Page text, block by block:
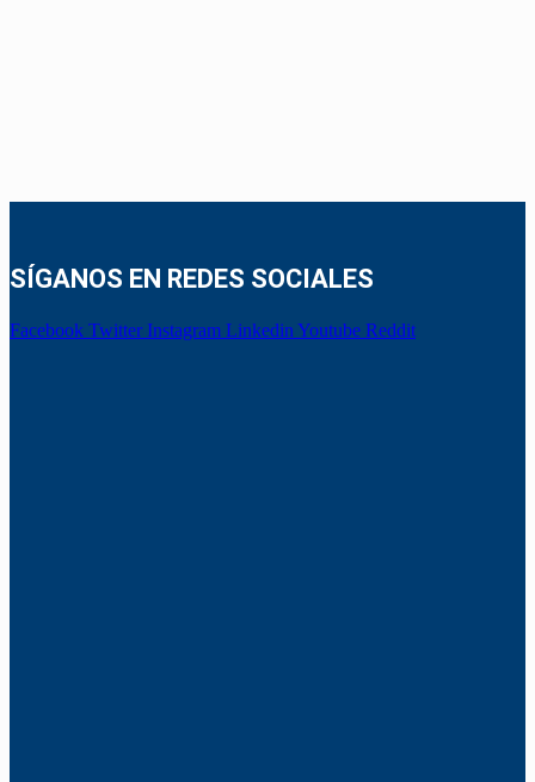
SÍGANOS EN REDES SOCIALES
Facebook Twitter Instagram Linkedin Youtube Reddit